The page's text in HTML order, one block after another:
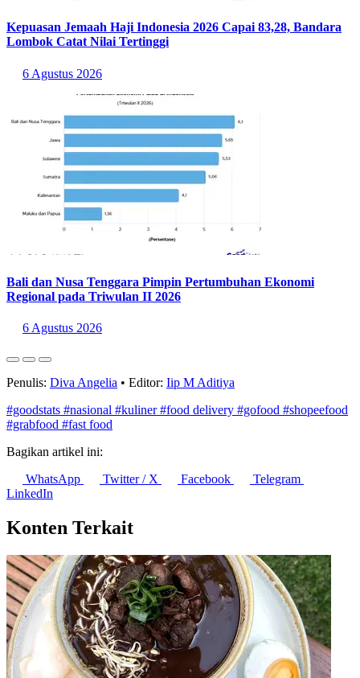
Kepuasan Jemaah Haji Indonesia 2026 Capai 83,28, Bandara
Lombok Catat Nilai Tertinggi
6 Agustus 2026
Bali dan Nusa Tenggara Pimpin Pertumbuhan Ekonomi
Regional pada Triwulan II 2026
6 Agustus 2026
Penulis: Diva Angelia • Editor: Iip M Aditiya
#goodstats #nasional #kuliner#food delivery #gofood #shopeefood
#grabfood #fast food
Bagikan artikel ini:
WhatsApp
Twitter / X Facebook
Telegram
LinkedIn
Konten Terkait